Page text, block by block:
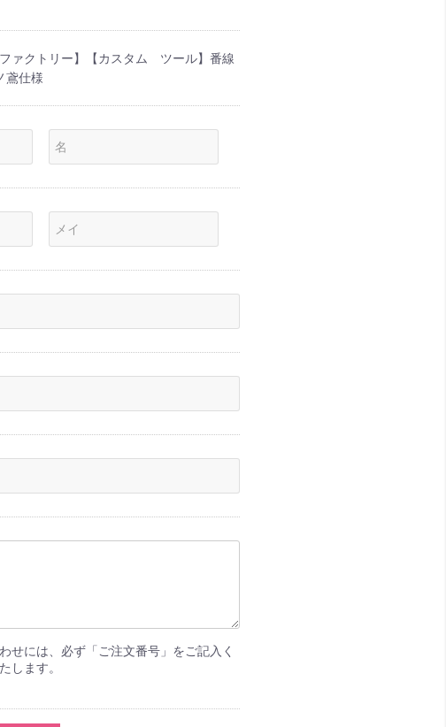
ファクトリー】【カスタム ツール】番線
鳶仕様
せには、必ず「ご注文番号」をご記入く
します。